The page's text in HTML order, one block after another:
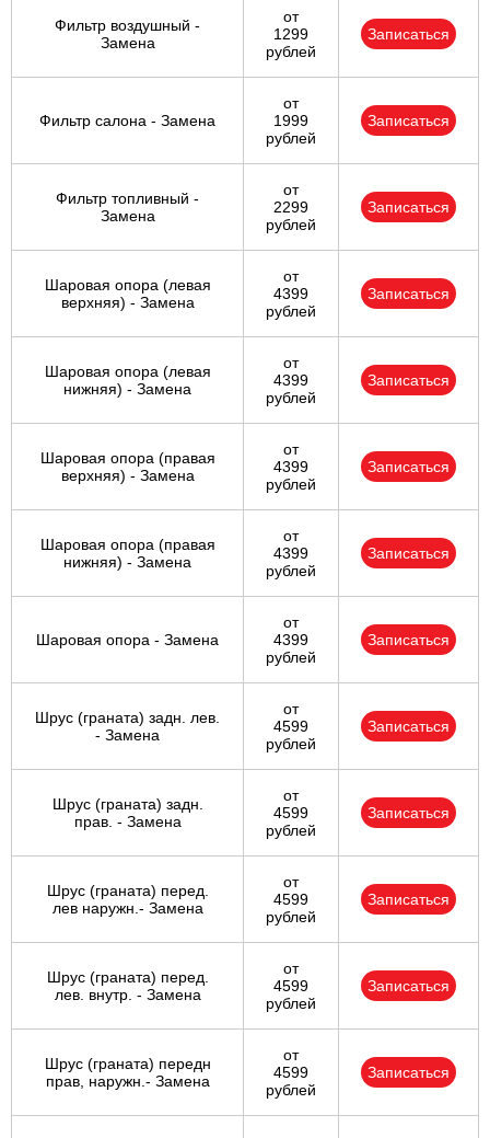
Фильтр воздушный -
Замена
от
1299
рублей
Записаться
Фильтр салона - Замена
от
1999
рублей
Записаться
Фильтр топливный -
Замена
от
2299
рублей
Записаться
Шаровая опора (левая
верхняя) - Замена
от
4399
рублей
Записаться
Шаровая опора (левая
нижняя) - Замена
от
4399
рублей
Записаться
Шаровая опора (правая
верхняя) - Замена
от
4399
рублей
Записаться
Шаровая опора (правая
нижняя) - Замена
от
4399
рублей
Записаться
Шаровая опора - Замена
от
4399
рублей
Записаться
Шрус (граната) задн. лев.
- Замена
от
4599
рублей
Записаться
Шрус (граната) задн.
прав. - Замена
от
4599
рублей
Записаться
Шрус (граната) перед.
лев наружн.- Замена
от
4599
рублей
Записаться
Шрус (граната) перед.
лев. внутр. - Замена
от
4599
рублей
Записаться
Шрус (граната) передн
прав, наружн.- Замена
от
4599
рублей
Записаться